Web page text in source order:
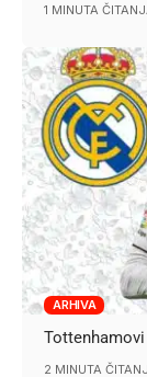
1 MINUTA
ARHIVA
2 MINUTA